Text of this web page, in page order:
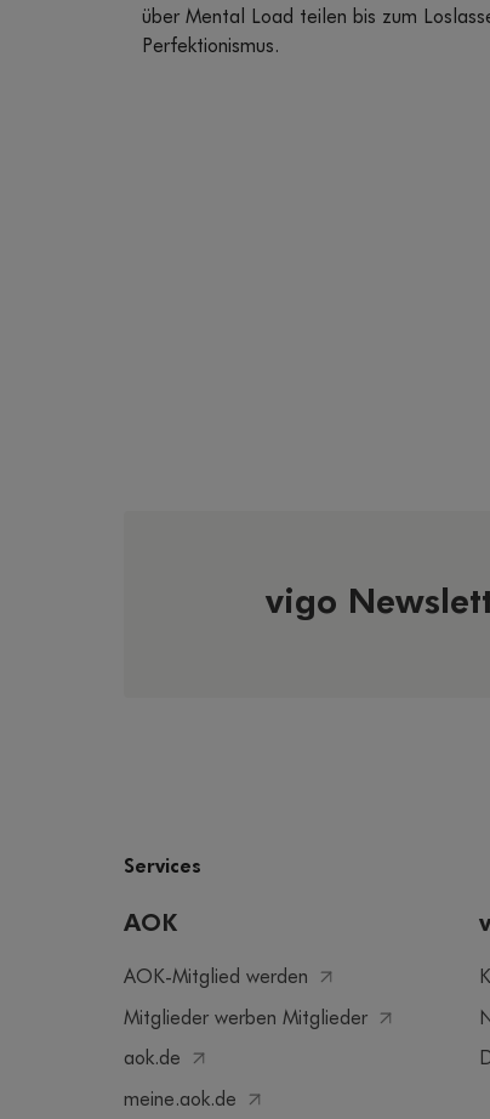
über Mental Load teilen bis zum
Perfektionismus.
vigo
Services
AOK
AOK-Mitglied werden
Mitglieder werben Mitglieder
aok.de
meine.aok.de